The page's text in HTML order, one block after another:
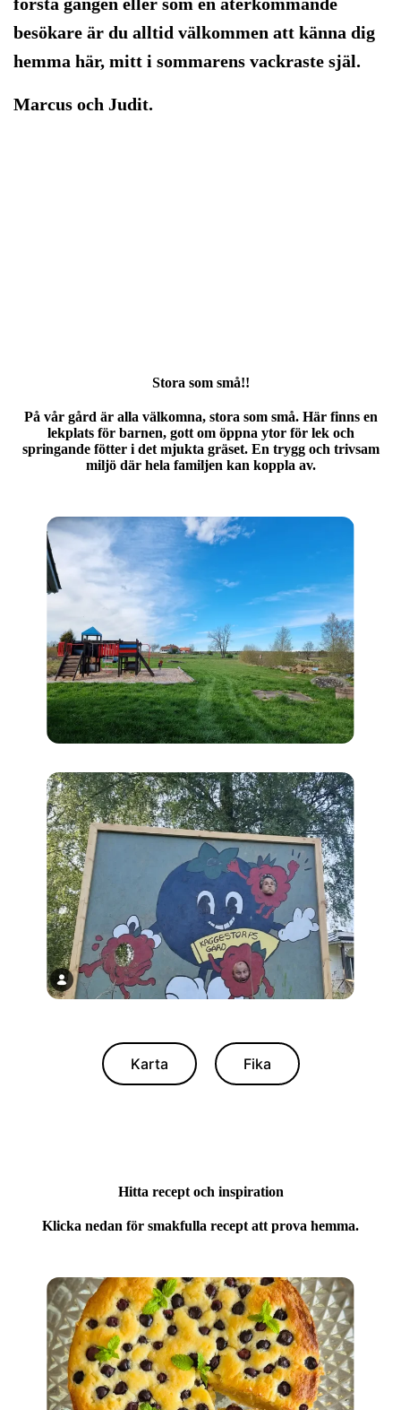
besökare är du alltid välkommen att känna dig
hemma här, mitt i sommarens vackraste själ.
Marcus och Judit.
Stora som små!!
På vår gård är alla välkomna, stora som små. Här finns en
lekplats för barnen, gott om öppna ytor för lek och
springande fötter i det mjukta gräset. En trygg och trivsam
miljö där hela familjen kan koppla av.
Karta Fika
Hitta recept och inspiration
Klicka nedan för smakfulla recept att prova hemma.